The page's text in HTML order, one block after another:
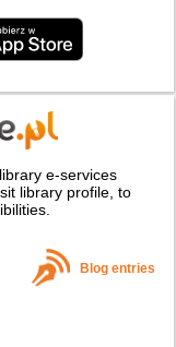
e-services
library profile, to
Blog entries